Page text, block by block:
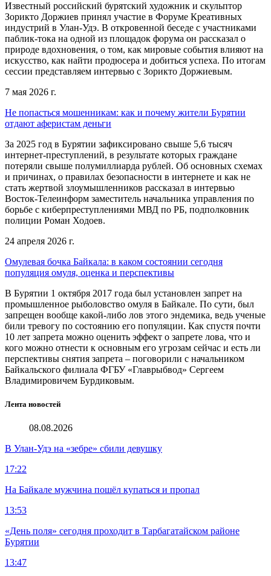
Известный российский бурятский художник и скульптор
Зорикто Доржиев принял участие в Форуме Креативных
индустрий в Улан-Удэ. В откровенной беседе с участниками
паблик-тока на одной из площадок форума он рассказал о
природе вдохновения, о том, как мировые события влияют на
искусство, как найти продюсера и добиться успеха. По итогам
сессии представляем интервью с Зорикто Доржиевым.
7 мая 2026 г.
Не попасться мошенникам: как и почему жители Бурятии
отдают аферистам деньги
За 2025 год в Бурятии зафиксировано свыше 5,6 тысяч
интернет-преступлений, в результате которых граждане
потеряли свыше полумиллиарда рублей. Об основных схемах
и причинах, о правилах безопасности в интернете и как не
стать жертвой злоумышленников рассказал в интервью
Восток-Телеинформ заместитель начальника управления по
борьбе с киберпреступлениями МВД по РБ, подполковник
полиции Роман Ходоев.
24 апреля 2026 г.
Омулевая бочка Байкала: в каком состоянии сегодня
популяция омуля, оценка и перспективы
В Бурятии 1 октября 2017 года был установлен запрет на
промышленное рыболовство омуля в Байкале. По сути, был
запрещен вообще какой-либо лов этого эндемика, ведь ученые
били тревогу по состоянию его популяции. Как спустя почти
10 лет запрета можно оценить эффект о запрете лова, что и
кого можно отнести к основным его угрозам сейчас и есть ли
перспективы снятия запрета – поговорили с начальником
Байкальского филиала ФГБУ «Главрыбвод» Сергеем
Владимировичем Бурдиковым.
Лента новостей
08.08.2026
В Улан-Удэ на «зебре» сбили девушку
17:22
На Байкале мужчина пошёл купаться и пропал
13:53
«День поля» сегодня проходит в Тарбагатайском районе
Бурятии
13:47